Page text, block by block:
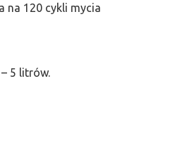
na 120 cykli mycia
5 litrów.